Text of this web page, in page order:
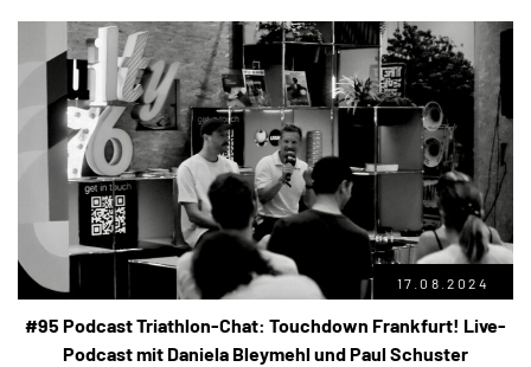
17.08.2024
#95 Podcast Triathlon-Chat: Touchdown Frankfurt! Live-
Podcast mit Daniela Bleymehl und Paul Schuster